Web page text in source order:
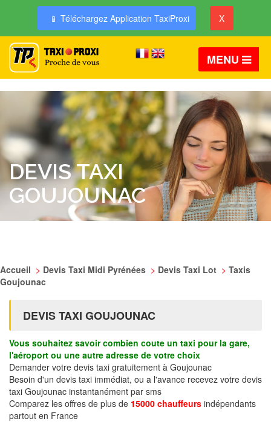
📱 Téléchargez Application TaxiProxi X
MENU
DEVIS TAXI
GOUJOUNAC
Accueil > Devis Taxi Midi Pyrénées > Devis Taxi Lot > Taxis
Goujounac
DEVIS TAXI GOUJOUNAC
Vous souhaitez savoir combien coute un taxi pour la gare,
l'aéroport ou une autre adresse de votre choix
Demander votre devis taxi gratuitement à Goujounac
Besoin d'un devis taxi immédiat, ou a l'avance recevez votre devis
taxi Goujounac instantanément par sms
Comparez les offres de plus de 15000 chauffeurs indépendants
partout en France